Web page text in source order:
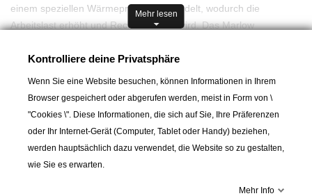
einem speziellen Wärmeprozess behandelt, wodurch die
Arbeitslast erhöht und Reck minimiert wird. Das Marlow
besonders für Cruising Groß- und Genuaschot. Gut zu spleißen.
Mehr lesen
A partir de : 1,90 CHF
Kontrolliere deine Privatsphäre
Wenn Sie eine Website besuchen, können Informationen in Ihrem
Browser gespeichert oder abgerufen werden, meist in Form von \
"Cookies \". Diese Informationen, die sich auf Sie, Ihre Präferenzen
oder Ihr Internet-Gerät (Computer, Tablet oder Handy) beziehen,
werden hauptsächlich dazu verwendet, die Website so zu gestalten,
wie Sie es erwarten.
Mehr Info